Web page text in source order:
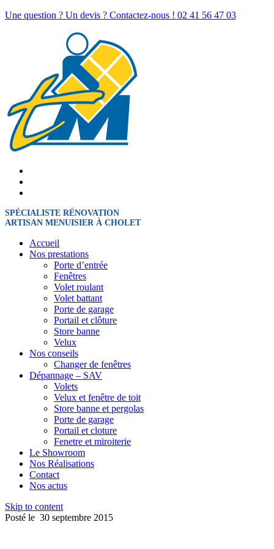
Une question ? Un devis ? Contactez-nous ! 02 41 56 47 03
SPÉCIALISTE RÉNOVATION
ARTISAN MENUISIER À CHOLET
Accueil
Nos prestations
Porte d’entrée
Fenêtres
Volet roulant
Volet battant
Porte de garage
Portail et clôture
Store banne
Velux
Nos conseils
Changer de fenêtres
Dépannage – SAV
Volets
Velux et fenêtre de toit
Store banne et pergolas
Porte de garage
Portail et cloture
Fenetre et miroiterie
Le Showroom
Nos Réalisations
Contact
Nos actus
Skip to content
Posté le 30 septembre 2015